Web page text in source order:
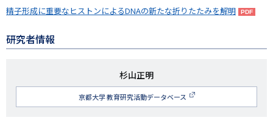
精子形成に重要なヒストンによるDNAの新たな折りたたみを解明
研究者情報
研
究
者
杉山正明
京都大学 教育研究活動データベース